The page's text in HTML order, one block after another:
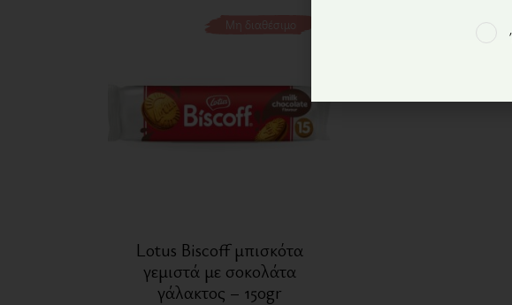
Μη διαθέσιμο
Lotus Biscoff μπισκότα
γεμιστά με σοκολάτα
γάλακτος – 150gr